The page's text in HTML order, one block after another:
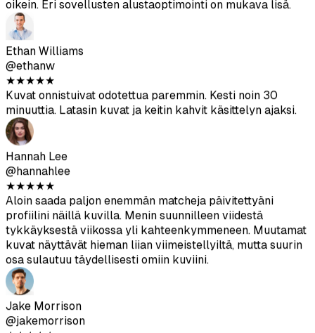
Priya Singh
@priyasingh
★★★★★
Jotkut kuvat ovat erittäin käyttökelpoisia, kun syötät
oikein. Eri sovellusten alustaoptimointi on mukava lisä.
Ethan Williams
@ethanw
★★★★★
Kuvat onnistuivat odotettua paremmin. Kesti noin 30
minuuttia. Latasin kuvat ja keitin kahvit käsittelyn ajaksi.
Hannah Lee
@hannahlee
★★★
Aloin saada paljon enemmän matcheja päivitettyäni
profiilini näillä kuvilla. Menin suunnilleen viidestä
tykkäyksestä viikossa yli kahteenkymmeneen. Muutamat